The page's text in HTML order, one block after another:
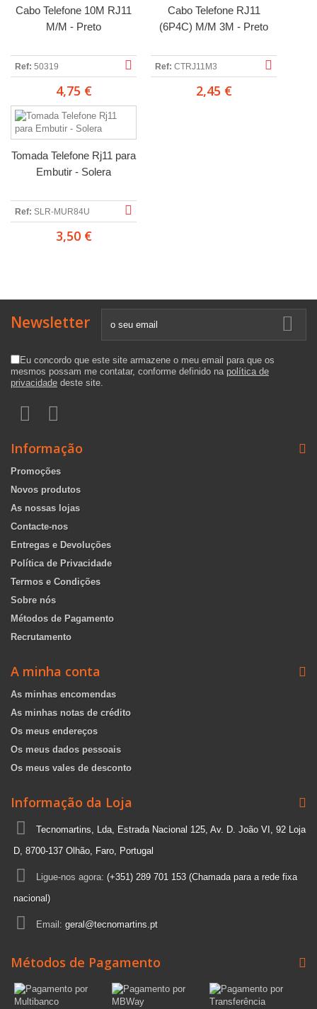
Cabo Telefone 10M RJ11
M/M - Preto
Ref: 50319
4,75 €
Cabo Telefone RJ11
(6P4C) M/M 3M - Preto
Ref: CTRJ11M3
2,45 €
Tomada Telefone Rj11 para
Embutir - Solera
Ref: SLR-MUR84U
3,50 €
Newsletter
Eu concordo que este site armazene o meu email para que os
mesmos possam me contatar, conforme definido na política de
privacidade deste site.
Informação
Promoções
Novos produtos
As nossas lojas
Contacte-nos
Entregas e Devoluções
Política de Privacidade
Termos e Condições
Sobre nós
Métodos de Pagamento
Recrutamento
A minha conta
As minhas encomendas
As minhas notas de crédito
Os meus endereços
Os meus dados pessoais
Os meus vales de desconto
Informação da Loja
Tecnomartins, Lda, Estrada Nacional 125, Av. D. João VI, 92 Loja
D, 8700-137 Olhão, Faro, Portugal
Ligue-nos agora: (+351) 289 701 153 (Chamada para a rede fixa
nacional)
Email: geral@tecnomartins.pt
Métodos de Pagamento